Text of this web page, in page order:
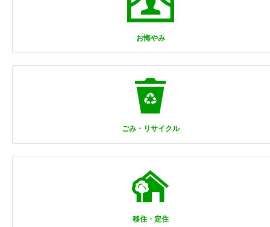
お悔やみ
ごみ・リサイクル
移住・定住